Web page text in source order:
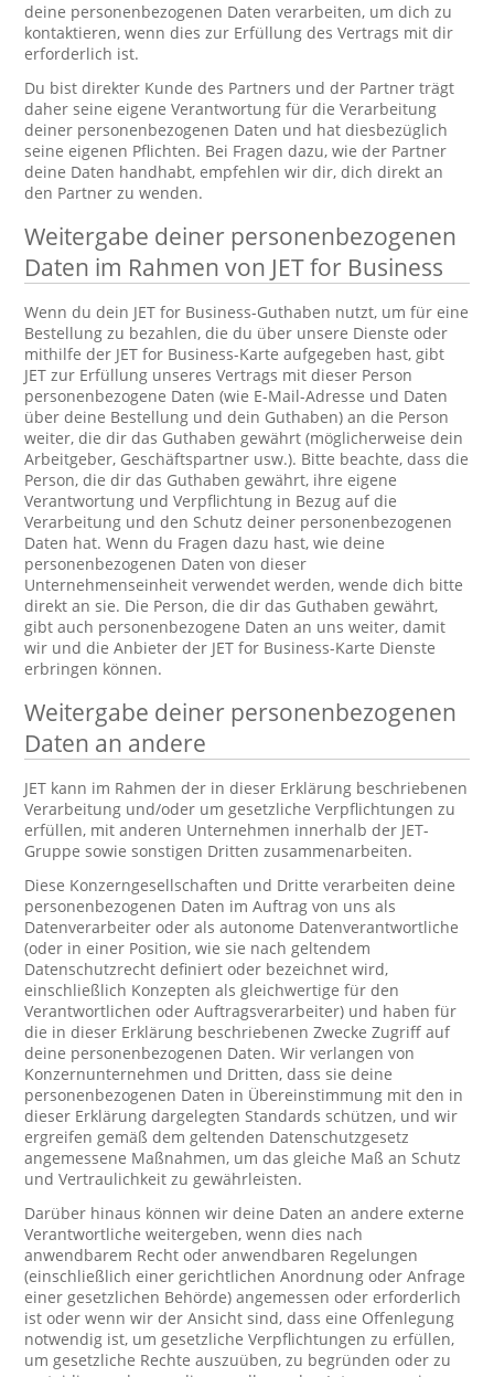
deine personenbezogenen Daten verarbeiten, um dich zu
kontaktieren, wenn dies zur Erfüllung des Vertrags mit dir
erforderlich ist.
Du bist direkter Kunde des Partners und der Partner trägt
daher seine eigene Verantwortung für die Verarbeitung
deiner personenbezogenen Daten und hat diesbezüglich
seine eigenen Pflichten. Bei Fragen dazu, wie der Partner
deine Daten handhabt, empfehlen wir dir, dich direkt an
den Partner zu wenden.
Weitergabe deiner personenbezogenen
Daten im Rahmen von JET for Business
Wenn du dein JET for Business-Guthaben nutzt, um für eine
Bestellung zu bezahlen, die du über unsere Dienste oder
mithilfe der JET for Business-Karte aufgegeben hast, gibt
JET zur Erfüllung unseres Vertrags mit dieser Person
personenbezogene Daten (wie E-Mail-Adresse und Daten
über deine Bestellung und dein Guthaben) an die Person
weiter, die dir das Guthaben gewährt (möglicherweise dein
Arbeitgeber, Geschäftspartner usw.). Bitte beachte, dass die
Person, die dir das Guthaben gewährt, ihre eigene
Verantwortung und Verpflichtung in Bezug auf die
Verarbeitung und den Schutz deiner personenbezogenen
Daten hat. Wenn du Fragen dazu hast, wie deine
personenbezogenen Daten von dieser
Unternehmenseinheit verwendet werden, wende dich bitte
direkt an sie. Die Person, die dir das Guthaben gewährt,
gibt auch personenbezogene Daten an uns weiter, damit
wir und die Anbieter der JET for Business-Karte Dienste
erbringen können.
Weitergabe deiner personenbezogenen
Daten an andere
JET kann im Rahmen der in dieser Erklärung beschriebenen
Verarbeitung und/oder um gesetzliche Verpflichtungen zu
erfüllen, mit anderen Unternehmen innerhalb der JET-
Gruppe sowie sonstigen Dritten zusammenarbeiten.
Diese Konzerngesellschaften und Dritte verarbeiten deine
personenbezogenen Daten im Auftrag von uns als
Datenverarbeiter oder als autonome Datenverantwortliche
(oder in einer Position, wie sie nach geltendem
Datenschutzrecht definiert oder bezeichnet wird,
einschließlich Konzepten als gleichwertige für den
Verantwortlichen oder Auftragsverarbeiter) und haben für
die in dieser Erklärung beschriebenen Zwecke Zugriff auf
deine personenbezogenen Daten. Wir verlangen von
Konzernunternehmen und Dritten, dass sie deine
personenbezogenen Daten in Übereinstimmung mit den in
dieser Erklärung dargelegten Standards schützen, und wir
ergreifen gemäß dem geltenden Datenschutzgesetz
angemessene Maßnahmen, um das gleiche Maß an Schutz
und Vertraulichkeit zu gewährleisten.
Darüber hinaus können wir deine Daten an andere externe
Verantwortliche weitergeben, wenn dies nach
anwendbarem Recht oder anwendbaren Regelungen
(einschließlich einer gerichtlichen Anordnung oder Anfrage
einer gesetzlichen Behörde) angemessen oder erforderlich
ist oder wenn wir der Ansicht sind, dass eine Offenlegung
notwendig ist, um gesetzliche Verpflichtungen zu erfüllen,
um gesetzliche Rechte auszuüben, zu begründen oder zu